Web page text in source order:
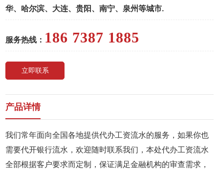
华、哈尔滨、大连、贵阳、南宁、泉州等城市.
服务热线： 186 7387 1885
立即联系
产品详情
我们常年面向全国各地提供代办工资流水的服务，如果你也
需要代开银行流水，欢迎随时联系我们，本处代办工资流水
全部根据客户要求而定制，保证满足金融机构的审查需求，